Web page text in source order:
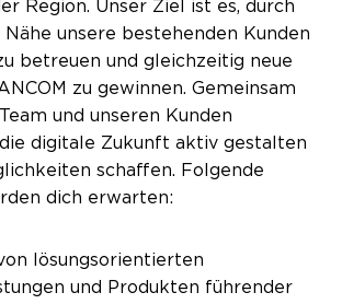
Region. Unser Ziel ist es, durch
unsere bestehenden Kunden
betreuen und gleichzeitig neue
zu gewinnen. Gemeinsam
und unseren Kunden
digitale Zukunft aktiv gestalten
schaffen. Folgende
dich erwarten:
lösungsorientierten
und Produkten führender